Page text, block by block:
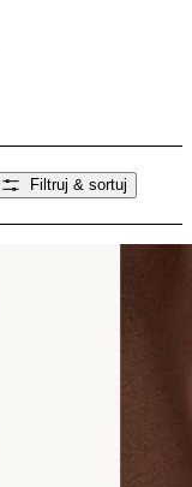
Filtruj & sortuj